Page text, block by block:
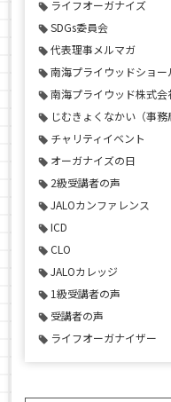
ライフオーガナイズ
SDGs委員会
代表理事メルマガ
南海プライウッドショー
南海プライウッド株式会
じむきょくなかい（事務
チャリティイベント
オーガナイズの日
2級受講者の声
JALOカンファレンス
ICD
CLO
JALOカレッジ
1級受講者の声
受講者の声
ライフオーガナイザー